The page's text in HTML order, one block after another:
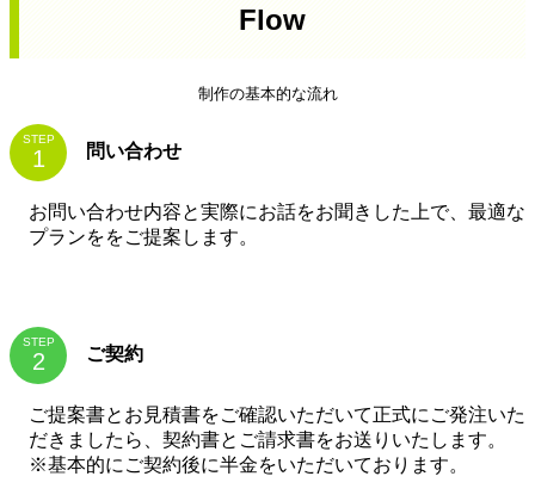
Flow
制作の基本的な流れ
STEP
問い合わせ
お問い合わせ内容と実際にお話をお聞きした上で、最適な
プランををご提案します。
STEP
ご契約
ご提案書とお見積書をご確認いただいて正式にご発注いた
だきましたら、契約書とご請求書をお送りいたします。
※基本的にご契約後に半金をいただいております。